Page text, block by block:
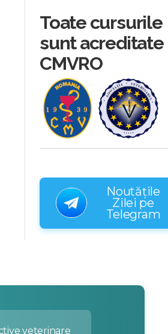
Toate cursurile
sunt acreditate
CMVRO
Noutățile
Zilei pe
Telegram
veterinare